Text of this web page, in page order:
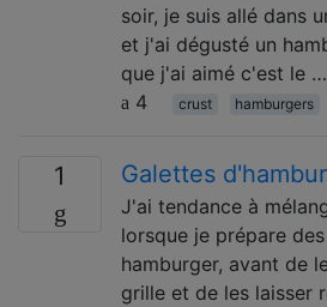
soir, je suis allé dans
et j'ai dégusté un
que j'ai aimé c'est le …
4
crust hamburgers
1 Galettes
J'ai tendance à
lorsque je prépare
hamburger, avant de
grille et de les laisser